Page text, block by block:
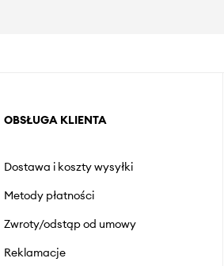
OBSŁUGA KLIENTA
Dostawa i koszty wysyłki
Metody płatności
Zwroty/odstąp od umowy
Reklamacje